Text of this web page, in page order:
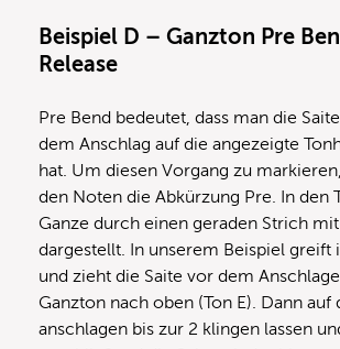
Beispiel D – Ganzton Pre
Release
Pre Bend bedeutet, dass man die
dem Anschlag auf die angezeigte
hat. Um diesen Vorgang zu
den Noten die Abkürzung Pre. In den
Ganze durch einen geraden Strich
dargestellt. In unserem Beispiel greift
und zieht die Saite vor dem
Ganzton nach oben (Ton E). Dann auf
anschlagen bis zur 2 klingen lassen